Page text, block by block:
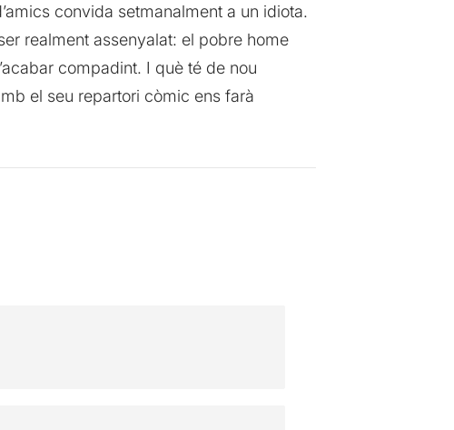
convida setmanalment a un idiota.
realment assenyalat: el pobre home
compadint. I què té de nou
el seu repartori còmic ens farà